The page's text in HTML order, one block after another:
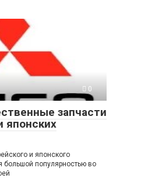
0
запчасти
японских
и японского
большой популярностью во